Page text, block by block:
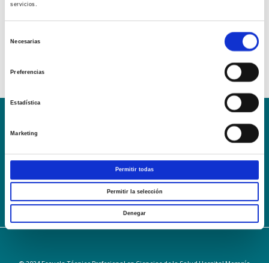
servicios.
Necesarias
Preferencias
Estadística
Marketing
Permitir todas
Permitir la selección
Denegar
ONLINE
Política de Privacidad
Política de cookies
Campus Virtual
Webmail User Login